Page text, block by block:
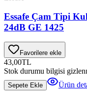
Essafe Çam Tipi
24dB GE 1425
Favorilere ekle
43,00TL
Stok durumu bilgisi
Sepete Ekle Ürün